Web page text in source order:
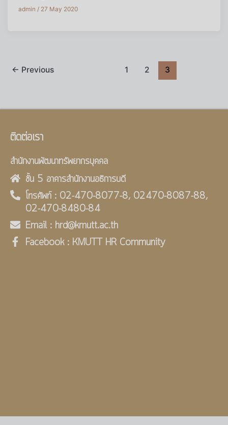
admin/ 27 May 2020
← Previous 1 2 3
ติดต่อเรา
สำนักงานพัฒนาทรัพยากรบุคคล
ชั้น 5 อาคารสำนักงานอธิการบดี
โทรศัพท์ : 02-470-8077-8, 02470-8087-88,
02-470-8480-84
Email : hrd@kmutt.ac.th
Facebook : KMUTT HR Community